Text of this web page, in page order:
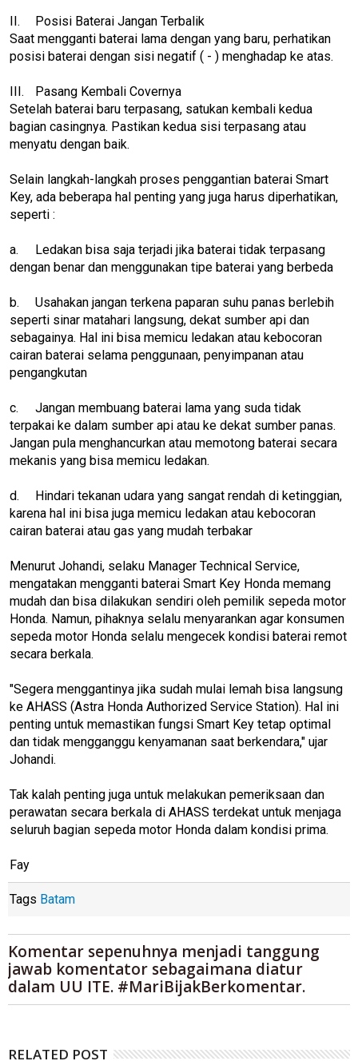
II.
Posisi Baterai Jangan Terbalik
Saat mengganti baterai lama dengan yang baru, perhatikan
posisi baterai dengan sisi negatif ( - ) menghadap ke atas.
III.
Pasang Kembali Covernya
Setelah baterai baru terpasang, satukan kembali kedua
bagian casingnya. Pastikan kedua sisi terpasang atau
menyatu dengan baik.
Selain langkah-langkah proses penggantian baterai Smart
Key, ada beberapa hal penting yang juga harus diperhatikan,
seperti :
a.
Ledakan bisa saja terjadi jika baterai tidak terpasang
dengan benar dan menggunakan tipe baterai yang berbeda
b.
Usahakan jangan terkena paparan suhu panas berlebih
seperti sinar matahari langsung, dekat sumber api dan
sebagainya. Hal ini bisa memicu ledakan atau kebocoran
cairan baterai selama penggunaan, penyimpanan atau
pengangkutan
c.
Jangan membuang baterai lama yang suda tidak
terpakai ke dalam sumber api atau ke dekat sumber panas.
Jangan pula menghancurkan atau memotong baterai secara
mekanis yang bisa memicu ledakan.
d.
Hindari tekanan udara yang sangat rendah di ketinggian,
karena hal ini bisa juga memicu ledakan atau kebocoran
cairan baterai atau gas yang mudah terbakar
Menurut Johandi, selaku Manager Technical Service,
mengatakan mengganti baterai Smart Key Honda memang
mudah dan bisa dilakukan sendiri oleh pemilik sepeda motor
Honda. Namun, pihaknya selalu menyarankan agar konsumen
sepeda motor Honda selalu mengecek kondisi baterai remot
secara berkala.
"Segera menggantinya jika sudah mulai lemah bisa langsung
ke AHASS (Astra Honda Authorized Service Station). Hal ini
penting untuk memastikan fungsi Smart Key tetap optimal
dan tidak mengganggu kenyamanan saat berkendara," ujar
Johandi.
Tak kalah penting juga untuk melakukan pemeriksaan dan
perawatan secara berkala di AHASS terdekat untuk menjaga
seluruh bagian sepeda motor Honda dalam kondisi prima.
Fay
Tags Batam
Komentar sepenuhnya menjadi tanggung
jawab komentator sebagaimana diatur
dalam UU ITE. #MariBijakBerkomentar.
RELATED POST